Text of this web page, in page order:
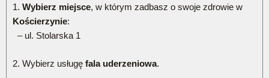
1. Wybierz miejsce, w którym zadbasz o swoje zdrowie w
Kościerzynie:
– ul. Stolarska 1
2. Wybierz usługę fala uderzeniowa.